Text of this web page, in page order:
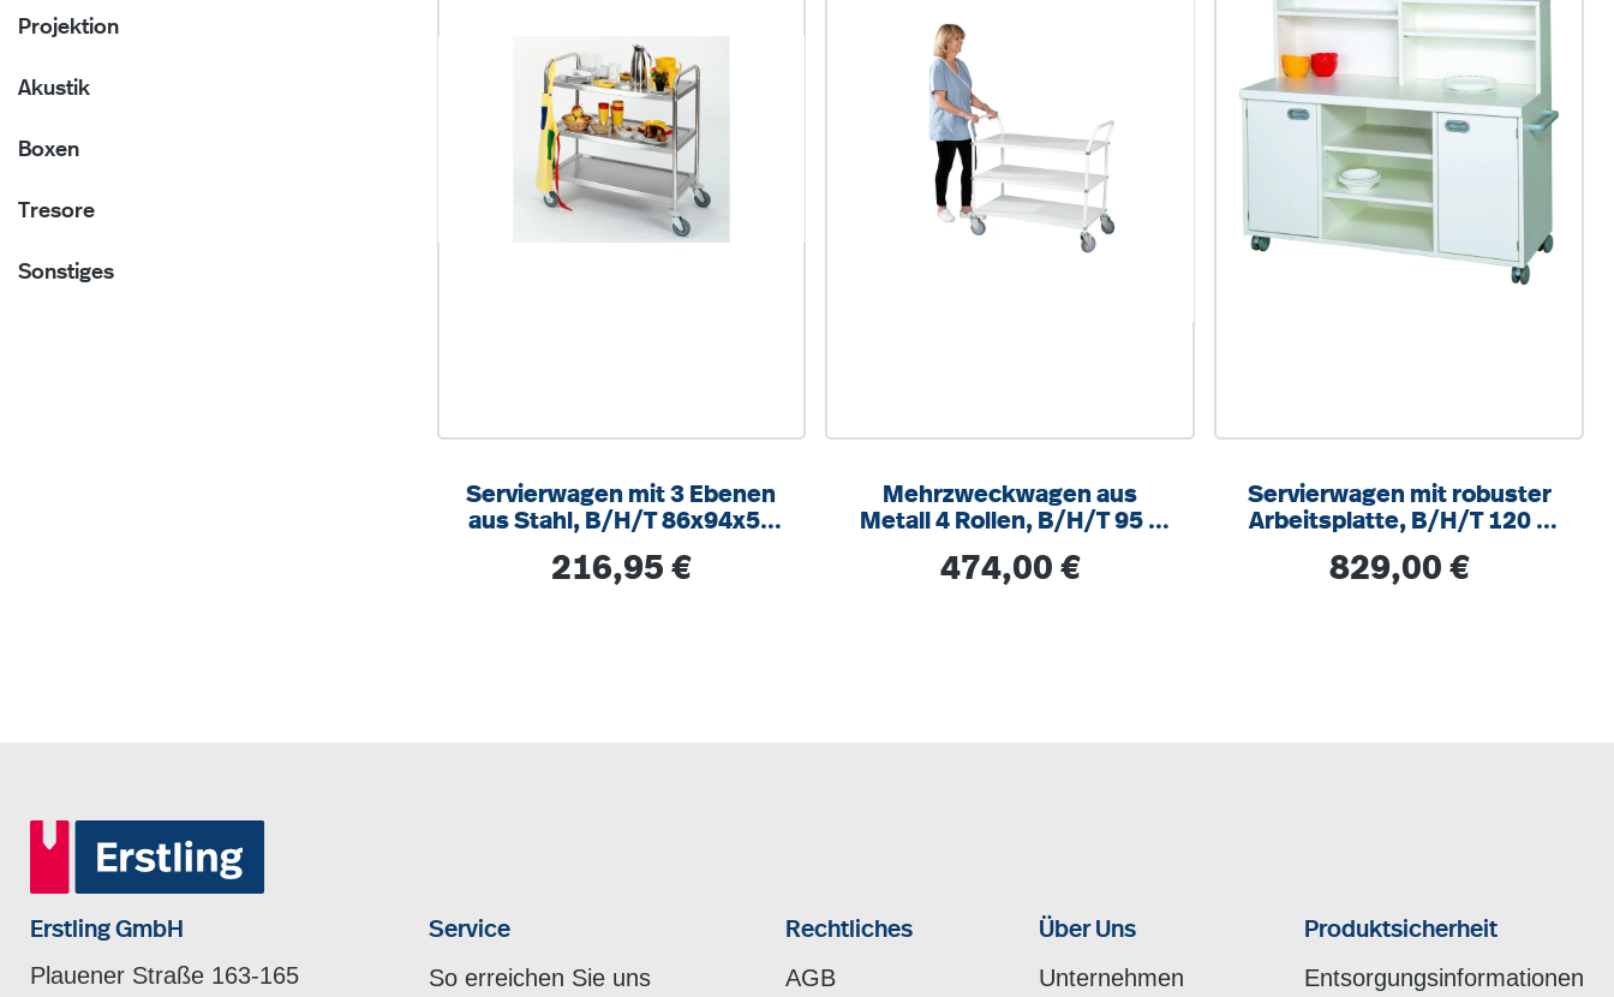
Projektion
Akustik
Boxen
Tresore
Sonstiges
Servierwagen mit 3 Ebenen
aus Stahl, B/H/T 86x94x54
hitze- und säure-
Regulärer Preis:
216,95 €
Mehrzweckwagen aus
Metall 4 Rollen, B/H/T 95 x
Regulärer Preis:
474,00 €
Servierwagen mit robuster
Arbeitsplatte, B/H/T 120 x
Regulärer Preis:
829,00 €
Erstling GmbH
Plauener Straße 163-165
Service
So erreichen Sie uns
Rechtliches
AGB
Über Uns
Unternehmen
Produktsicherheit
Entsorgungsinformationen